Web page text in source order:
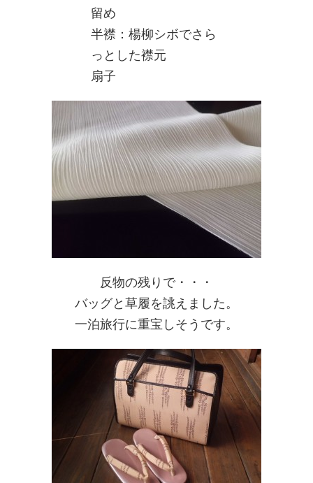
留め
半襟：楊柳シボでさら
っとした襟元
扇子
反物の残りで・・・
バッグと草履を誂えました。
一泊旅行に重宝しそうです。